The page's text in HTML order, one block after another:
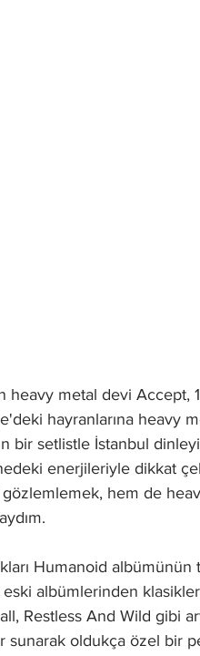
heavy metal devi Accept,
hayranlarına heavy
bir setlistle İstanbul
enerjileriyle dikkat
hem de
Humanoid
albümlerinden
Restless And Wild gibi
sunarak oldukça özel bir